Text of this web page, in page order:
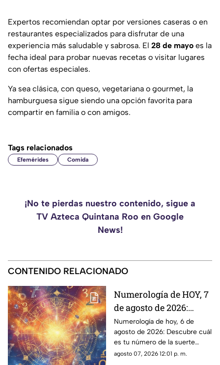
Expertos recomiendan optar por versiones caseras o en
restaurantes especializados para disfrutar de una
experiencia más saludable y sabrosa. El 28 de mayo es la
fecha ideal para probar nuevas recetas o visitar lugares
con ofertas especiales.
Ya sea clásica, con queso, vegetariana o gourmet, la
hamburguesa sigue siendo una opción favorita para
compartir en familia o con amigos.
Tags relacionados
Efemérides Comida
¡No te pierdas nuestro contenido, sigue a
TV Azteca Quintana Roo en Google
News!
CONTENIDO RELACIONADO
Numerología de HOY, 7
de agosto de 2026:
¿Cuál es el número de
la suerte de este
viernes para cada
signo del zodiaco?
Numerología de hoy, 6 de
agosto de 2026: Descubre cuál
es tu número de la suerte
según tu signo zodiacal.
agosto 07, 2026 12:01 p. m.